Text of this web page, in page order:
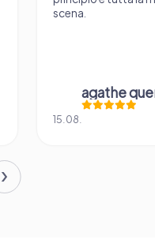
scena.
agathe
15.08.